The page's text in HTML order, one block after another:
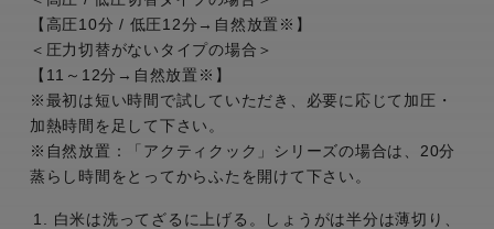
【高圧10分 / 低圧12分→自然放置※】
＜圧力切替がないタイプの場合＞
【11～12分→自然放置※】
※最初は短い時間で試していただき、必要に応じて加圧・
加熱時間を足して下さい。
※自然放置：「アクティクック」シリーズの場合は、20分
蒸らし時間をとってからふたを開けて下さい。
白米は洗ってざるに上げる。しょうがは半分は薄切り、